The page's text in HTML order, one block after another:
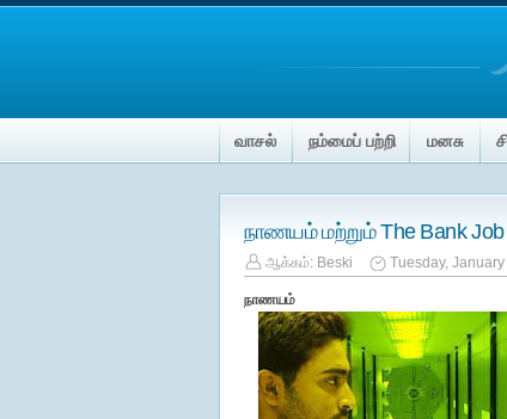
வாசல் நம்மைப் பற்றி மனசு
நாணயம் மற்றும் The Bank Job
ஆக்கம்: Beski Tuesday,
நாணயம்